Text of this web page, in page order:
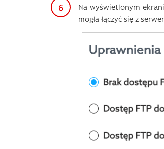
Na wyświetlonym
mogła łączyć się z